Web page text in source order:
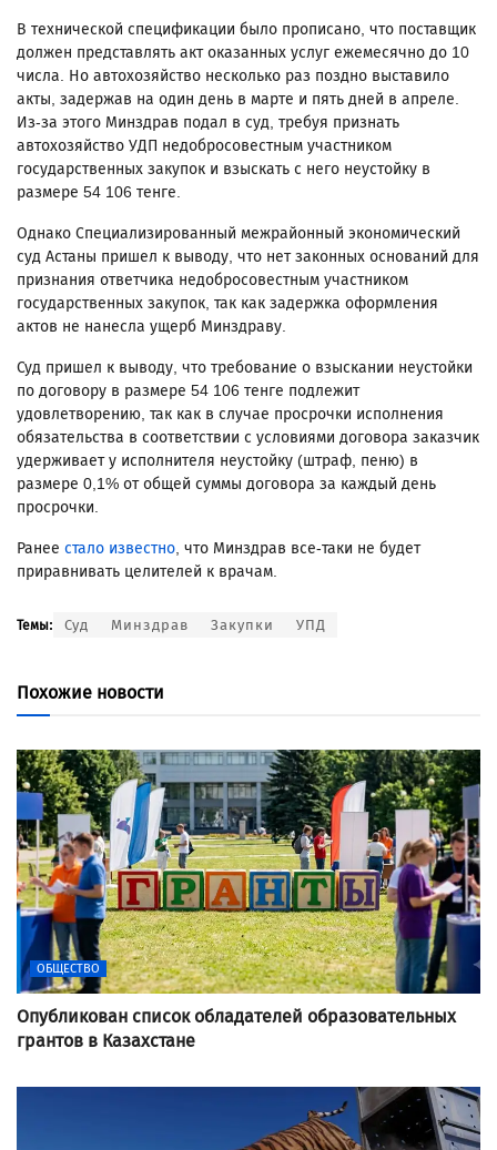
В технической спецификации было прописано, что поставщик
должен представлять акт оказанных услуг ежемесячно до 10
числа. Но автохозяйство несколько раз поздно выставило
акты, задержав на один день в марте и пять дней в апреле.
Из-за этого Минздрав подал в суд, требуя признать
автохозяйство УДП недобросовестным участником
государственных закупок и взыскать с него неустойку в
размере 54 106 тенге.
Однако Специализированный межрайонный экономический
суд Астаны пришел к выводу, что нет законных оснований для
признания ответчика недобросовестным участником
государственных закупок, так как задержка оформления
актов не нанесла ущерб Минздраву.
Суд пришел к выводу, что требование о взыскании неустойки
по договору в размере 54 106 тенге подлежит
удовлетворению, так как в случае просрочки исполнения
обязательства в соответствии с условиями договора заказчик
удерживает у исполнителя неустойку (штраф, пеню) в
размере 0,1% от общей суммы договора за каждый день
просрочки.
Ранее стало известно, что Минздрав все-таки не будет
приравнивать целителей к врачам.
Темы: Суд Минздрав Закупки УПД
Похожие новости
ОБЩЕСТВО
Опубликован список обладателей образовательных
грантов в Казахстане